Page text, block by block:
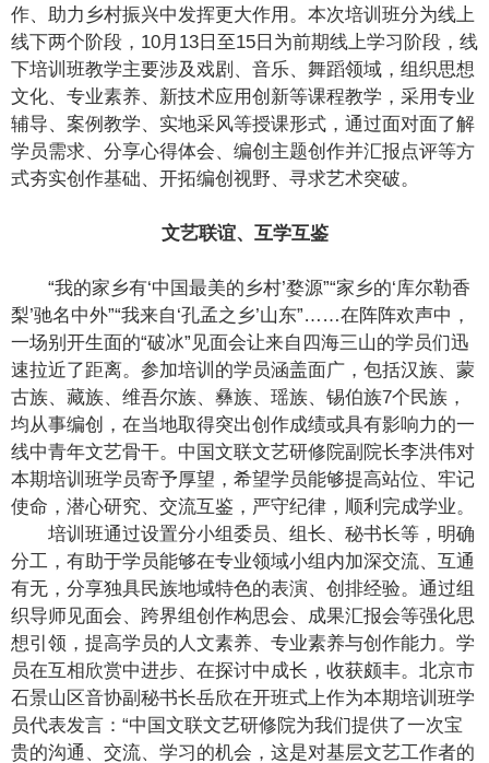
作、助力乡村振兴中发挥更大作用。本次培训班分为线上
线下两个阶段，10月13日至15日为前期线上学习阶段，线
下培训班教学主要涉及戏剧、音乐、舞蹈领域，组织思想
文化、专业素养、新技术应用创新等课程教学，采用专业
辅导、案例教学、实地采风等授课形式，通过面对面了解
学员需求、分享心得体会、编创主题创作并汇报点评等方
式夯实创作基础、开拓编创视野、寻求艺术突破。
文艺联谊、互学互鉴
“我的家乡有‘中国最美的乡村’婺源”“家乡的‘库尔勒香
梨’驰名中外”“我来自‘孔孟之乡’山东”……在阵阵欢声中，
一场别开生面的“破冰”见面会让来自四海三山的学员们迅
速拉近了距离。参加培训的学员涵盖面广，包括汉族、蒙
古族、藏族、维吾尔族、彝族、瑶族、锡伯族7个民族，
均从事编创，在当地取得突出创作成绩或具有影响力的一
线中青年文艺骨干。中国文联文艺研修院副院长李洪伟对
本期培训班学员寄予厚望，希望学员能够提高站位、牢记
使命，潜心研究、交流互鉴，严守纪律，顺利完成学业。
培训班通过设置分小组委员、组长、秘书长等，明确
分工，有助于学员能够在专业领域小组内加深交流、互通
有无，分享独具民族地域特色的表演、创排经验。通过组
织导师见面会、跨界组创作构思会、成果汇报会等强化思
想引领，提高学员的人文素养、专业素养与创作能力。学
员在互相欣赏中进步、在探讨中成长，收获颇丰。北京市
石景山区音协副秘书长岳欣在开班式上作为本期培训班学
员代表发言：“中国文联文艺研修院为我们提供了一次宝
贵的沟通、交流、学习的机会，这是对基层文艺工作者的